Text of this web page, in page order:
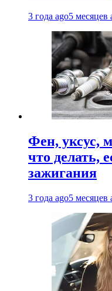
3 года ago5 месяцев
Фен, уксус,
что делать,
зажигания
3 года ago5 месяцев